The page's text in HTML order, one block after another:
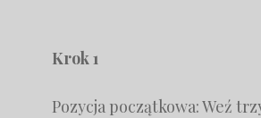
Krok 1
Pozycja początkowa: Weź